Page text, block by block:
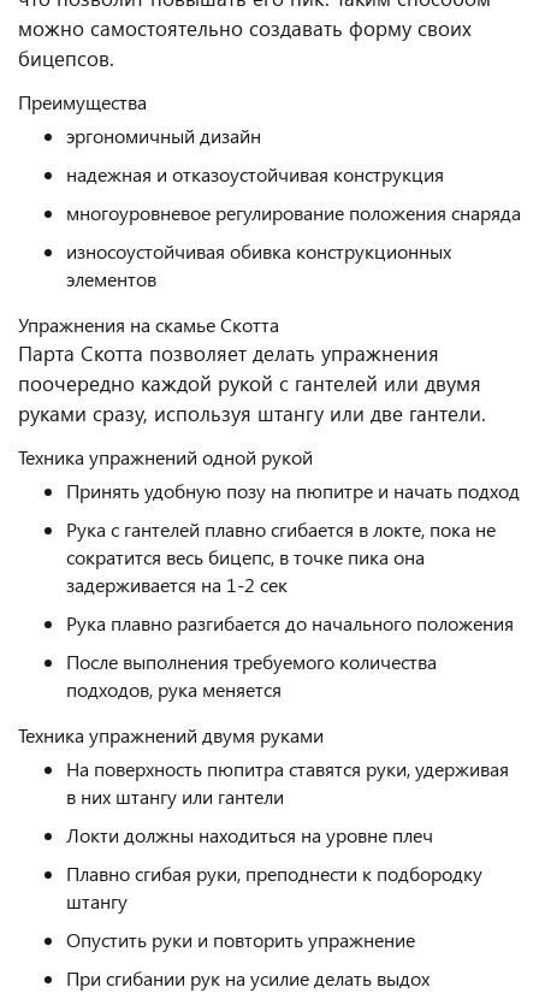
можно самостоятельно создавать форму своих
бицепсов.
Преимущества
эргономичный дизайн
надежная и отказоустойчивая конструкция
многоуровневое регулирование положения снаряда
износоустойчивая обивка конструкционных
элементов
Упражнения на скамье Скотта
Парта Скотта позволяет делать упражнения
поочередно каждой рукой с гантелей или двумя
руками сразу, используя штангу или две гантели.
Техника упражнений одной рукой
Принять удобную позу на пюпитре и начать подход
Рука с гантелей плавно сгибается в локте, пока не
сократится весь бицепс, в точке пика она
задерживается на 1-2 сек
Рука плавно разгибается до начального положения
После выполнения требуемого количества
подходов, рука меняется
Техника упражнений двумя руками
На поверхность пюпитра ставятся руки, удерживая
в них штангу или гантели
Локти должны находиться на уровне плеч
Плавно сгибая руки, преподнести к подбородку
штангу
Опустить руки и повторить упражнение
При сгибании рук на усилие делать выдох